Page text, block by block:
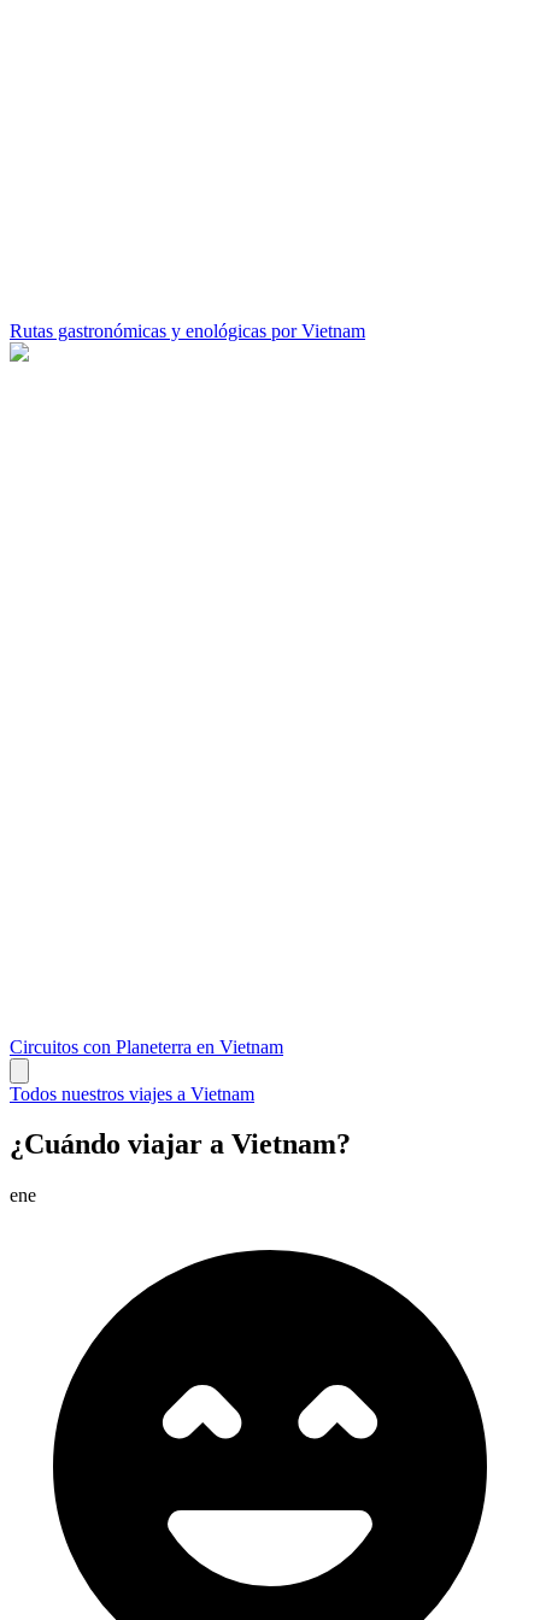
Rutas gastronómicas y enológicas por Vietnam
Circuitos con Planeterra en Vietnam
Todos nuestros viajes a Vietnam
¿Cuándo viajar a Vietnam?
ene